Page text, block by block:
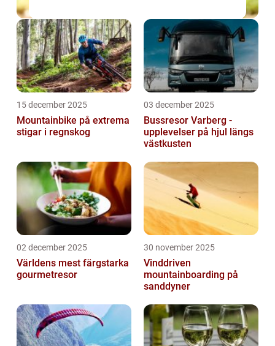
15 december 2025
Mountainbike på extrema
stigar i regnskog
03 december 2025
Bussresor Varberg -
upplevelser på hjul längs
västkusten
02 december 2025
Världens mest färgstarka
gourmetresor
30 november 2025
Vinddriven
mountainboarding på
sanddyner